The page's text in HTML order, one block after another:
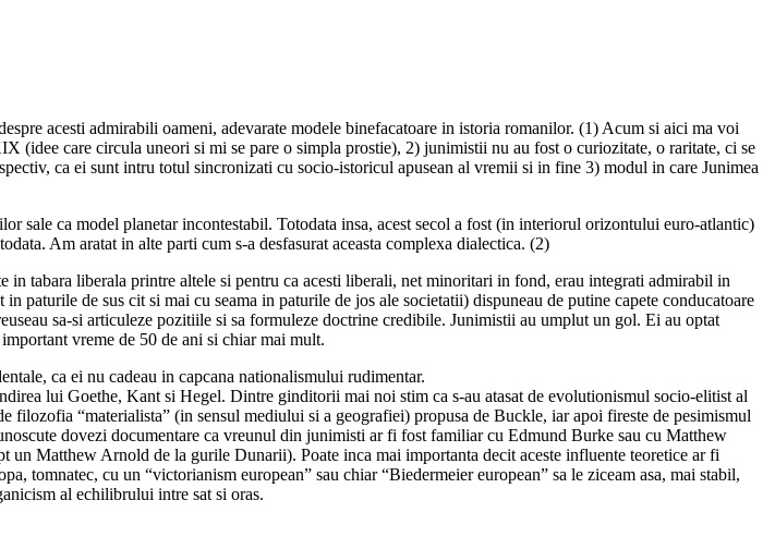
acesti admirabili oameni, adevarate modele binefacatoare in istoria romanilor. (1) Acum si aici ma voi
care circula uneori si mi se pare o simpla prostie), 2) junimistii nu au fost o curiozitate, o raritate, ci se
ca ei sunt intru totul sincronizati cu socio-istoricul apusean al vremii si in fine 3) modul in care Junimea
sale ca model planetar incontestabil. Totodata insa, acest secol a fost (in interiorul orizontului euro-atlantic)
Am aratat in alte parti cum s-a desfasurat aceasta complexa dialectica. (2)
tabara liberala printre altele si pentru ca acesti liberali, net minoritari in fond, erau integrati admirabil in
de sus cit si mai cu seama in paturile de jos ale societatii) dispuneau de putine capete conducatoare
sa-si articuleze pozitiile si sa formuleze doctrine credibile. Junimistii au umplut un gol. Ei au optat
vreme de 50 de ani si chiar mai mult.
ca ei nu cadeau in capcana nationalismului rudimentar.
lui Goethe, Kant si Hegel. Dintre ginditorii mai noi stim ca s-au atasat de evolutionismul socio-elitist al
“materialista” (in sensul mediului si a geografiei) propusa de Buckle, iar apoi fireste de pesimismul
dovezi documentare ca vreunul din junimisti ar fi fost familiar cu Edmund Burke sau cu Matthew
Matthew Arnold de la gurile Dunarii). Poate inca mai importanta decit aceste influente teoretice ar fi
tomnatec, cu un “victorianism european” sau chiar “Biedermeier european” sa le ziceam asa, mai stabil,
al echilibrului intre sat si oras.